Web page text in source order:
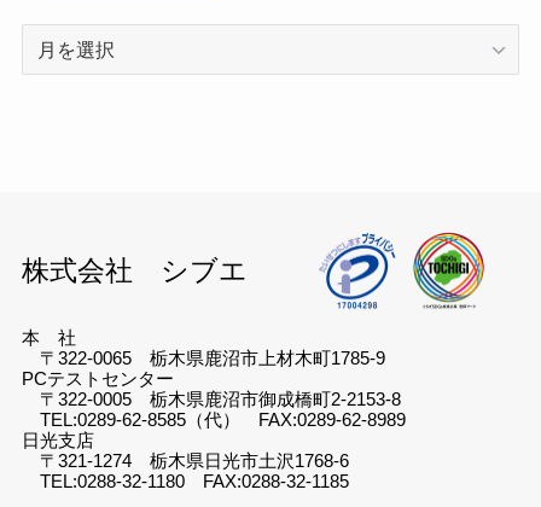
株式会社 シブエ
本 社
〒322-0065 栃木県鹿沼市上材木町1785-9
PCテストセンター
〒322-0005 栃木県鹿沼市御成橋町2-2153-8
TEL:0289-62-8585（代） FAX:0289-62-8989
日光支店
〒321-1274 栃木県日光市土沢1768-6
TEL:0288-32-1180 FAX:0288-32-1185